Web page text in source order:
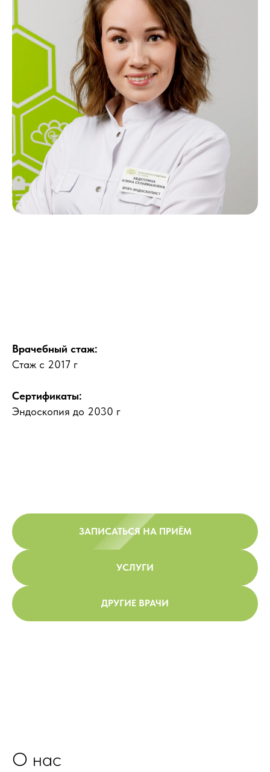
Врачебный стаж:
Стаж с 2017 г
Сертификаты:
Эндоскопия до 2030 г
ЗАПИСАТЬСЯ НА ПРИЁМ
УСЛУГИ
ДРУГИЕ ВРАЧИ
О нас